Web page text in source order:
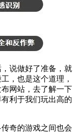
说做好了准备，就
，也是这个道理，
网站，去了解一下
利于我们玩出高的
奇的游戏之间也会